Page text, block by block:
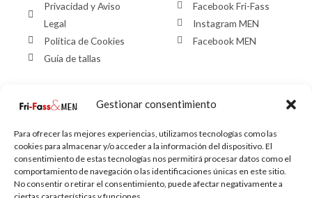
Gestionar consentimiento
Para ofrecer las mejores experiencias, utilizamos tecnologías como las
cookies para almacenar y/o acceder a la información del dispositivo. El
consentimiento de estas tecnologías nos permitirá procesar datos como el
comportamiento de navegación o las identificaciones únicas en este sitio.
No consentir o retirar el consentimiento, puede afectar negativamente a
Privacidad y Aviso
Legal
Política de Cookies
Guía de tallas
Facebook Fri-Fass
Instagram MEN
Facebook MEN
Contacto Fri-
Fass
958137075
C/ Palencia, 8,
958126402
C/ Palencia, 6,
Granada